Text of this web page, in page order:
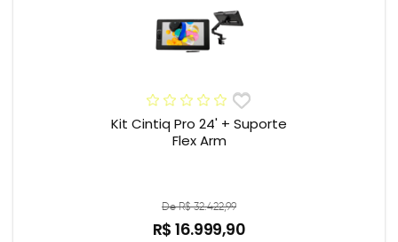
Kit Cintiq Pro 24' + Suporte
Flex Arm
De R$ 32.422,99
R$ 16.999,90